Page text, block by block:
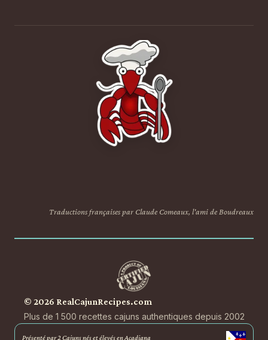
Traductions françaises par Claude Comeaux, l'ami de Boudreaux
© 2026 RealCajunRecipes.com
Plus de 1 500 recettes cajuns authentiques depuis 2002
Présenté par 2 Cajuns nés et élevés en Acadiana